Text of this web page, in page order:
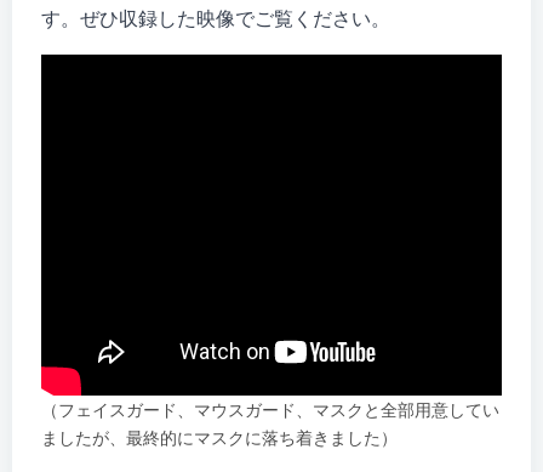
す。ぜひ収録した映像でご覧ください。
（フェイスガード、マウスガード、マスクと全部用意してい
ましたが、最終的にマスクに落ち着きました）